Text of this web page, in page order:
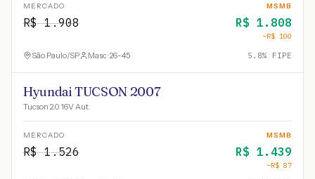
MERCADO
R$1.908
MSMB
R$ 1.808
−R$ 100
São Paulo/SP Masc · 26-45 5.8% FIPE
Hyundai TUCSON 2007
Tucson 2.0 16V Aut.
MERCADO
R$1.526
MSMB
R$ 1.439
−R$ 87